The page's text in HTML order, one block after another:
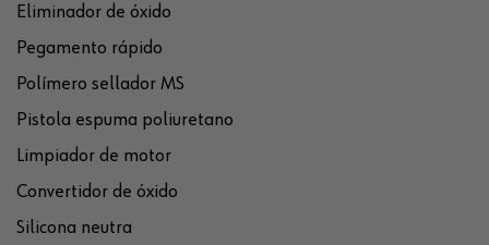
Eliminador de óxido
Pegamento rápido
Polímero sellador MS
Pistola espuma poliuretano
Limpiador de motor
Convertidor de óxido
Silicona neutra